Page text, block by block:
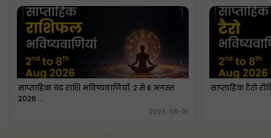
साप्ताहिक चंद्र राशि भविष्यवाणियाँ: 2 से 8 अगस्त
2026 ...
2026-08-01
साप्ताहिक टैरो